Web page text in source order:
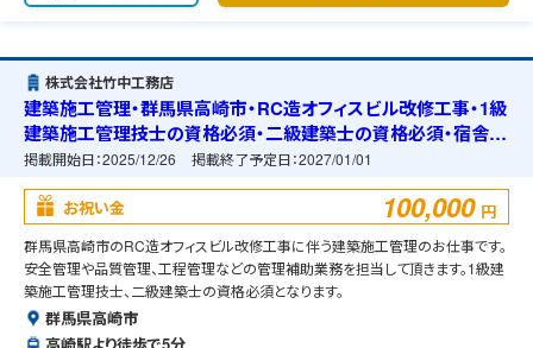
株式会社竹中工務店
建築施工管理・群馬県高崎市・RC造オフィスビル改修工事・1級
建築施工管理技士の資格必須・二級建築士の資格必須・宿舎の
準備可能
掲載開始日：2025/12/26 掲載終了予定日：2027/01/01
お祝い金 100,000 円
群馬県高崎市のRC造オフィスビル改修工事に伴う建築施工管理のお仕事です。
安全管理や品質管理、工程管理などの管理補助業務を担当して頂きます。1級建
築施工管理技士、二級建築士の資格必須となります。
群馬県高崎市